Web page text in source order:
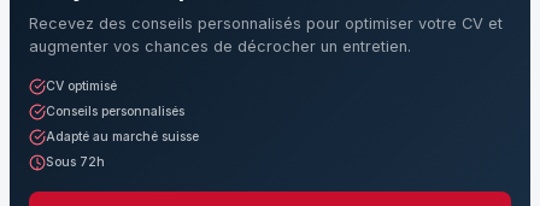
Recevez des conseils personnalisés pour optimiser votre CV et
augmenter vos chances de décrocher un entretien.
CV optimisé
Conseils personnalisés
Adapté au marché suisse
Sous 72h